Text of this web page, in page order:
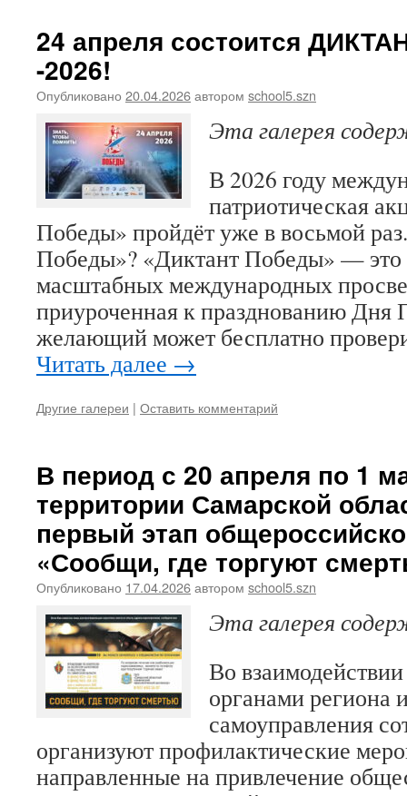
24 апреля состоится
-2026!
Опубликовано 20.04.2026автором school5.szn
Эта галерея
В 2026 году
патриотическая
Победы» пройдёт уже в восьмой
Победы»? «Диктант Победы» — это
масштабных международных
приуроченная к празднованию
желающий может бесплатно
Читать далее →
Другие галереи | Оставить комментарий
В период с 20 апреля по 1
территории Самарской
первый этап
«Сообщи, где торгуют
Опубликовано 17.04.2026автором school5.szn
Эта галерея
Во
органами региона
самоуправления
организуют профилактические
направленные на привлечение